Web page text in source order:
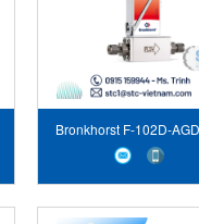
Bronkhorst F-102D-
Máy đo lưu lượng